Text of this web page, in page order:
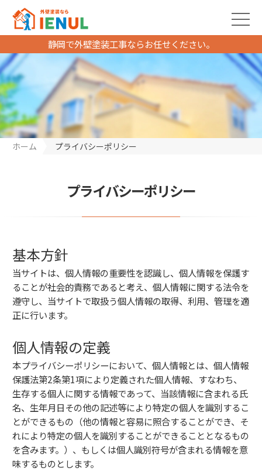
静岡で外壁塗装工事ならお任せください。
ホーム プライバシーポリシー
プライバシーポリシー
基本方針
当サイトは、個人情報の重要性を認識し、個人情報を保護す
ることが社会的責務であると考え、個人情報に関する法令を
遵守し、当サイトで取扱う個人情報の取得、利用、管理を適
正に行います。
個人情報の定義
本プライバシーポリシーにおいて、個人情報とは、個人情報
保護法第2条第1項により定義された個人情報、すなわち、
生存する個人に関する情報であって、当該情報に含まれる氏
名、生年月日その他の記述等により特定の個人を識別するこ
とができるもの（他の情報と容易に照合することができ、そ
れにより特定の個人を識別することができることとなるもの
を含みます。）、もしくは個人識別符号が含まれる情報を意
味するものとします。